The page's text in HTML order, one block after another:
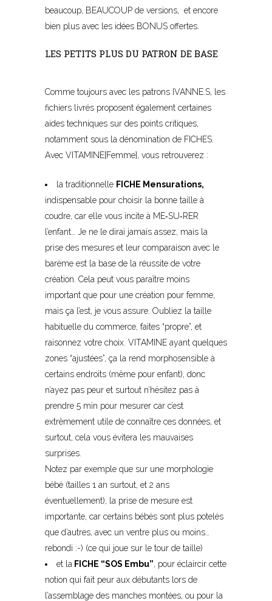
beaucoup, BEAUCOUP de versions, et encore
bien plus avec les idées BONUS offertes.
LES PETITS PLUS DU PATRON DE BASE
Comme toujours avec les patrons IVANNE.S, les
fichiers livrés proposent également certaines
aides techniques sur des points critiques,
notamment sous la dénomination de FICHES.
Avec VITAMINE[Femme], vous retrouverez :
la traditionnelle FICHE Mensurations,
indispensable pour choisir la bonne taille à
coudre, car elle vous incite à ME‐SU‐RER
l’enfant… Je ne le dirai jamais assez, mais la
prise des mesures et leur comparaison avec le
barème est la base de la réussite de votre
création. Cela peut vous paraître moins
important que pour une création pour femme,
mais ça l’est, je vous assure. Oubliez la taille
habituelle du commerce, faites “propre”, et
raisonnez votre choix. VITAMINE ayant quelques
zones “ajustées”, ça la rend morphosensible à
certains endroits (même pour enfant), donc
n’ayez pas peur et surtout n’hésitez pas à
prendre 5 min pour mesurer car c’est
extrêmement utile de connaître ces données, et
surtout, cela vous évitera les mauvaises
surprises.
Notez par exemple que sur une morphologie
bébé (tailles 1 an surtout, et 2 ans
éventuellement), la prise de mesure est
importante, car certains bébés sont plus potelés
que d’autres, avec un ventre plus ou moins…
rebondi :-) (ce qui joue sur le tour de taille)
et la FICHE “SOS Embu”, pour éclaircir cette
notion qui fait peur aux débutants lors de
l’assemblage des manches montées, ou pour la